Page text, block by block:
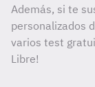
Además, si te
personalizados
varios test
Libre!